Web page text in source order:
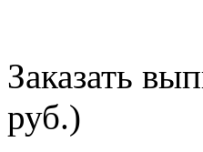
Заказать
руб.)